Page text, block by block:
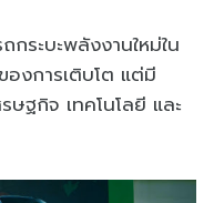
ระบะพลังงานใหม่ใน
องการเติบโต แต่มี
ฐกิจ เทคโนโลยี และ